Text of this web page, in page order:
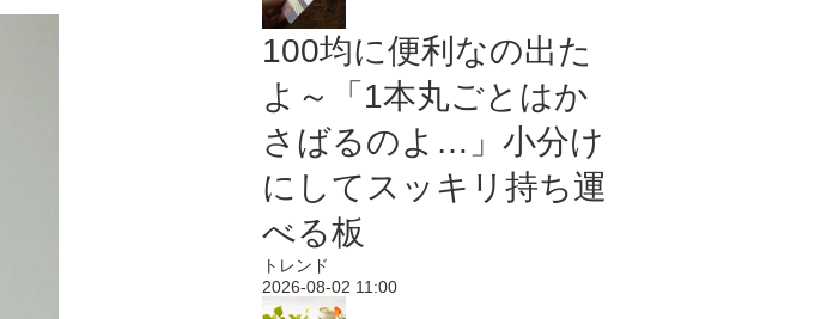
100均に便利なの出た
よ～「1本丸ごとはか
さばるのよ…」小分け
にしてスッキリ持ち運
べる板
トレンド
2026-08-02 11:00